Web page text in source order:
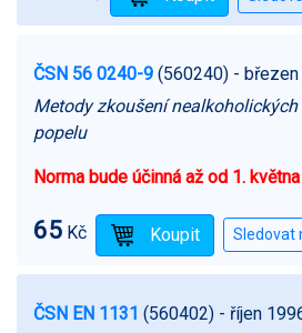
ČSN 56 0240-9 (560240) -
Metody zkoušení
popelu
Norma bude účinná až od 1.
65 Kč
ČSN EN 1131 (560402) - říjen